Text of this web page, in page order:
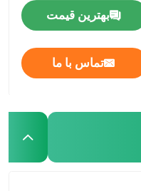
بهترین قیمت
تماس با ما